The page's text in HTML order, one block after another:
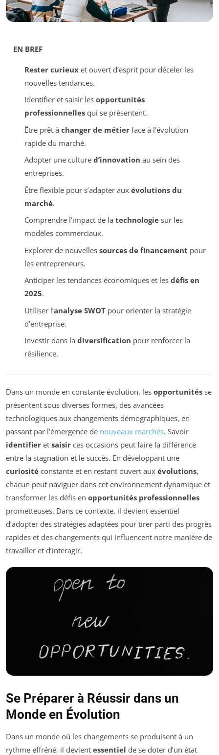
EN BREF
Rester curieuxet ouvert d’esprit pour déceler les
nouvelles tendances.
Identifier et saisir les opportunités
professionnellesqui se présentent.
Être prêt à changer de métierface à l’évolution
rapide du marché.
Adopter une culture d’innovation au sein des
entreprises.
Être flexible pour s’adapter aux évolutions du
marché.
Comprendre l’impact de la technologiesur les
modèles commerciaux.
Explorer de nouvelles sources de financement pour
les entrepreneurs.
Anticiper les tendances économiques et les défis en
2025.
Utiliser l’analyse SWOTpour orienter la stratégie
d’entreprise.
Investir dans la diversification pour renforcer la
résilience.
Dans un monde en constante évolution, les opportunités se
présentent sous diverses formes, des avancées
technologiques aux changements démographiques, en
passant par l’émergence de nouveaux marchés. Savoir
identifier et saisir ces occasions peut faire la différence
entre la stagnation et le succès. En développant une
curiosité constante et en restant ouvert aux évolutions,
chacun peut naviguer dans cet environnement dynamique et
transformer les défis en opportunités professionnelles
prometteuses. Dans ce contexte, il devient essentiel
d’adopter des stratégies adaptées pour tirer parti des progrès
rapides et des changements qui influencent notre manière de
travailler et d’interagir.
Se Préparer à Réussir dans un
Monde en Évolution
Dans un monde où les changements se produisent à un
rythme effréné, il devient essentiel de se doter d’un état